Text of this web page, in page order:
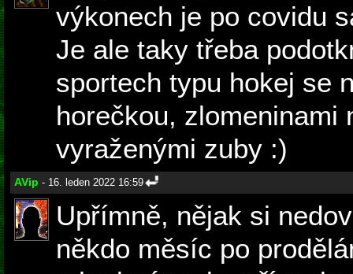
výkonech je po covidu
Je ale taky třeba
sportech typu hokej se
horečkou, zlomeninami
vyraženými zuby :)
AVip - 16. leden 2022 16:59
Upřímně, nějak si
někdo měsíc po